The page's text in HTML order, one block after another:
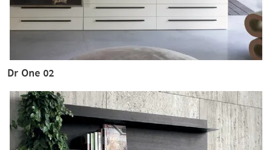
Dr One 02